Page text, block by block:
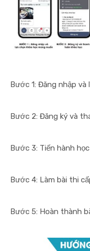
Bước 1: Đăng nhập và
Bước 2: Đăng ký và
Bước 3: Tiến hành
Bước 4: Làm bài thi
Bước 5: Hoàn thành